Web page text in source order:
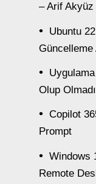
– Arif Akyüz
Ubuntu
Güncelleme
Olup
Copilot
Prompt
Windows
Remote